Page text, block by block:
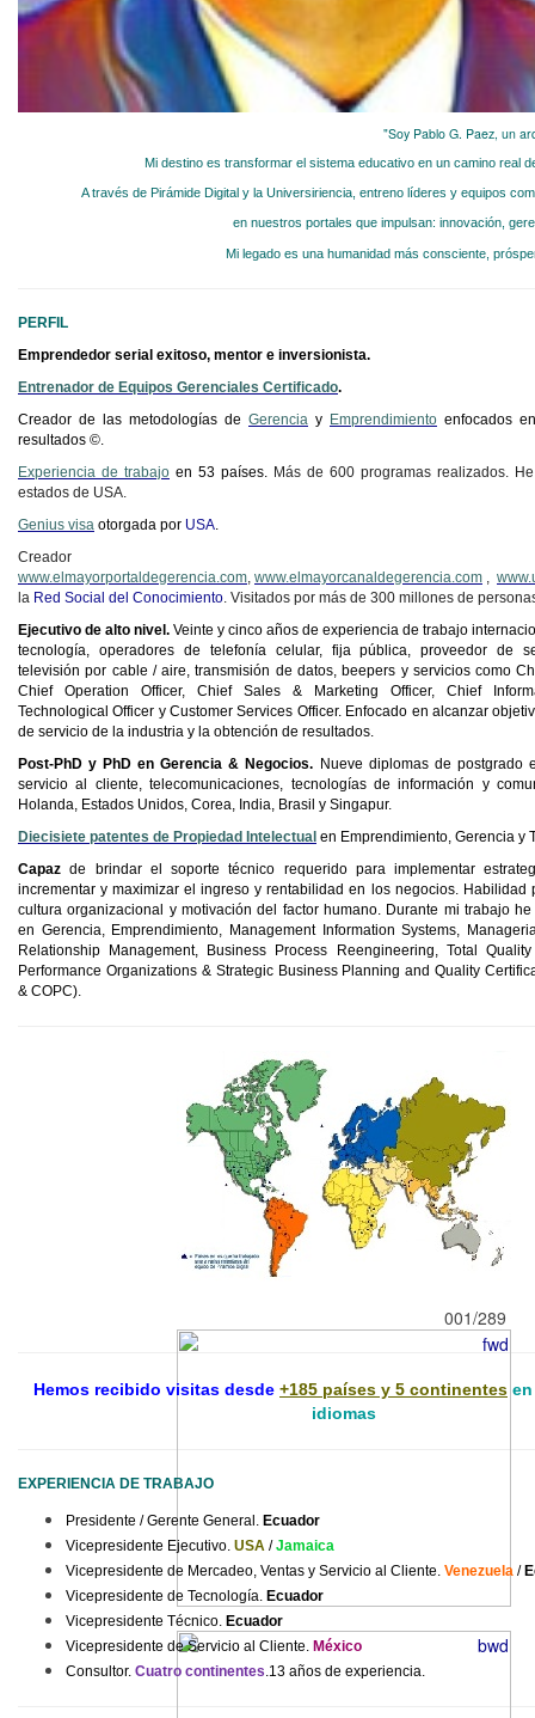
"Soy Pablo G. Paez, un
Mi destino es transformar el sistema educativo en un camino real
A través de Pirámide Digital y la Universiriencia, entreno líderes y equipos
en nuestros portales que impulsan: innovación,
Mi legado es una humanidad más consciente,
PERFIL
Emprendedor serial exitoso, mentor e inversionista.
Entrenador de Equipos Gerenciales Certificado.
Creador de las metodologías de Gerencia y Emprendimiento enfocados
resultados ©.
Experiencia de trabajo en 53 países. Más de 600 programas realizados.
estados de USA.
Genius visa otorgada por USA
Creador
www.elmayorportaldegerencia.com www.elmayorcanaldegerencia.com
la Red Social del Conocimiento . Visitados por más de 300 millones de
Ejecutivo de alto nivel. Veinte y cinco años de experiencia de trabajo
tecnología, operadores de telefonía celular, fija pública, proveedor de
televisión por cable / aire, transmisión de datos, beepers y servicios como
Chief
Operation Officer, ChiefSales & Marketing Officer, Chief
Technological Officer yCustomer Services Officer. Enfocado en alcanzar
de servicio de la industria y la obtención de resultados.
Post-PhD y PhD en Gerencia & Negocios. Nueve diplomas de postgrado
servicio al cliente, telecomunicaciones, tecnologías de información y
Holanda, Estados Unidos, Corea, India, Brasil y Singapur.
Diecisiete patentes de Propiedad Intelectual en Emprendimiento, Gerencia y
Capaz de brindar el soporte técnico requerido para implementar
incrementar y maximizar el ingreso y rentabilidad en los negocios. Habilidad
cultura organizacional y motivación del factor humano. Durante mitrabajo
en Gerencia Emprendimiento , Management Information Systems,
Relationship Management, Business Process Reengineering, Total
Performance Organizations & Strategic Business Planning and Quality
& COPC).
Experiencia del Equipo de trabajo de
001/289
Hemos recibido visitas desde +185 países y 5 continentes
idiomas
EXPERIENCIA DE TRABAJO
Presidente /Gerente General. Ecuador
Vicepresidente Ejecutivo USA /Jamaica
Vicepresidente de Mercadeo, Ventas y Servicio al Cliente. Venezuela /
Vicepresidente de Tecnología Ecuador
Vicepresidente Técnico Ecuador
Vicepresidente de Servicio al Cliente. México
Consultor. Cuatro continentes .13 años de experiencia.